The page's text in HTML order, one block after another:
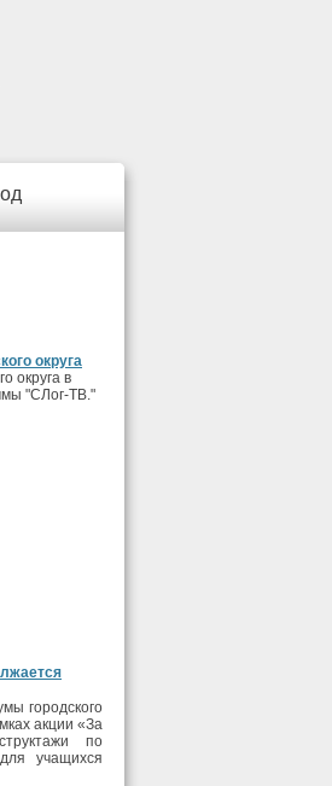
округа
округа в
"СЛог-ТВ."
городского
акции «За
по
учащихся